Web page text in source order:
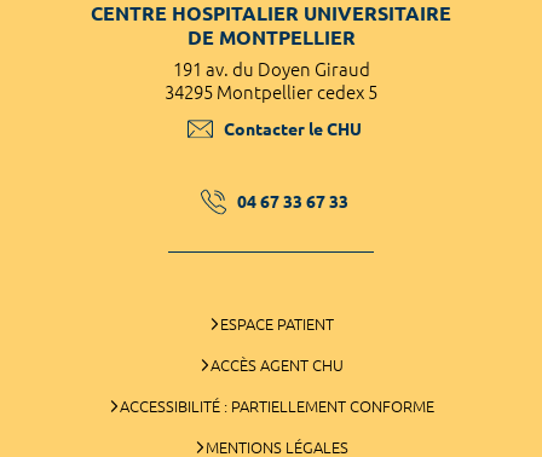
CENTRE HOSPITALIER UNIVERSITAIRE
DE MONTPELLIER
191 av. du Doyen Giraud
34295 Montpellier cedex 5
Contacter le CHU
04 67 33 67 33
ESPACE PATIENT
ACCÈS AGENT CHU
ACCESSIBILITÉ : PARTIELLEMENT CONFORME
MENTIONS LÉGALES